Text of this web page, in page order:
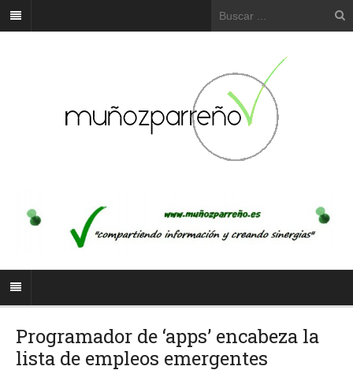
Programador de ‘apps’ encabeza la
lista de empleos emergentes